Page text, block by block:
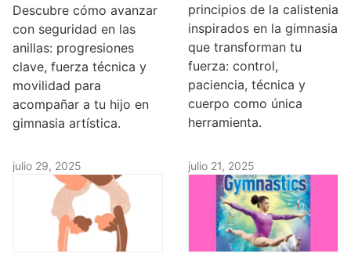
Descubre cómo avanzar
con seguridad en las
anillas: progresiones
clave, fuerza técnica y
movilidad para
acompañar a tu hijo en
gimnasia artística.
principios de la calistenia
inspirados en la gimnasia
que transforman tu
fuerza: control,
paciencia, técnica y
cuerpo como única
herramienta.
julio 29, 2025 julio 21, 2025